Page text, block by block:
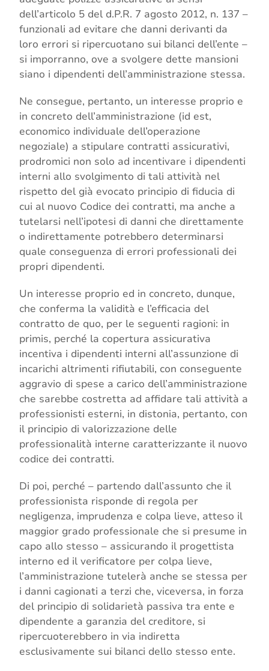
dell’articolo 5 del d.P.R. 7 agosto 2012, n. 137 –
funzionali ad evitare che danni derivanti da
loro errori si ripercuotano sui bilanci dell’ente –
si imporranno, ove a svolgere dette mansioni
siano i dipendenti dell’amministrazione stessa.
Ne consegue, pertanto, un interesse proprio e
in concreto dell’amministrazione (id est,
economico individuale dell’operazione
negoziale) a stipulare contratti assicurativi,
prodromici non solo ad incentivare i dipendenti
interni allo svolgimento di tali attività nel
rispetto del già evocato principio di fiducia di
cui al nuovo Codice dei contratti, ma anche a
tutelarsi nell’ipotesi di danni che direttamente
o indirettamente potrebbero determinarsi
quale conseguenza di errori professionali dei
propri dipendenti.
Un interesse proprio ed in concreto, dunque,
che conferma la validità e l’efficacia del
contratto de quo, per le seguenti ragioni: in
primis, perché la copertura assicurativa
incentiva i dipendenti interni all’assunzione di
incarichi altrimenti rifiutabili, con conseguente
aggravio di spese a carico dell’amministrazione
che sarebbe costretta ad affidare tali attività a
professionisti esterni, in distonia, pertanto, con
il principio di valorizzazione delle
professionalità interne caratterizzante il nuovo
codice dei contratti.
Di poi, perché – partendo dall’assunto che il
professionista risponde di regola per
negligenza, imprudenza e colpa lieve, atteso il
maggior grado professionale che si presume in
capo allo stesso – assicurando il progettista
interno ed il verificatore per colpa lieve,
l’amministrazione tutelerà anche se stessa per
i danni cagionati a terzi che, viceversa, in forza
del principio di solidarietà passiva tra ente e
dipendente a garanzia del creditore, si
ripercuoterebbero in via indiretta
esclusivamente sui bilanci dello stesso ente.